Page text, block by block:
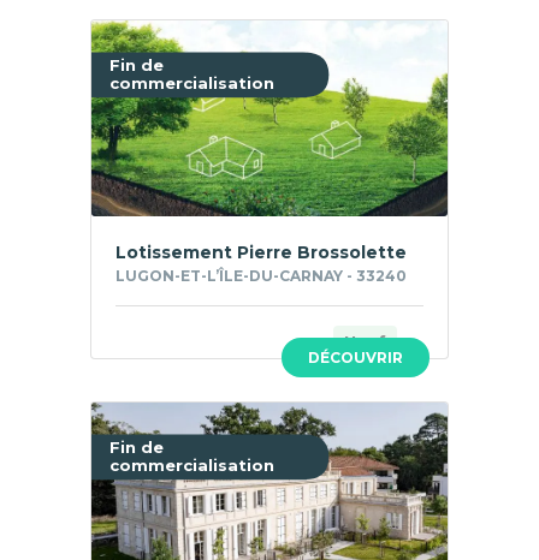
Fin de
commercialisation
DÉCOUVRIR
Lotissement Pierre Brossolette
LUGON-ET-L’ÎLE-DU-CARNAY - 33240
Neuf
Fin de
commercialisation